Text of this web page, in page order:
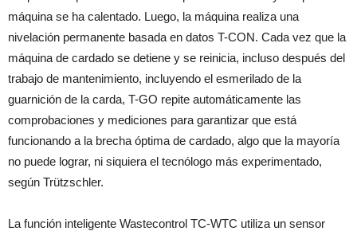
máquina se ha calentado. Luego, la máquina realiza una
nivelación permanente basada en datos T-CON. Cada vez que la
máquina de cardado se detiene y se reinicia, incluso después del
trabajo de mantenimiento, incluyendo el esmerilado de la
guarnición de la carda, T-GO repite automáticamente las
comprobaciones y mediciones para garantizar que está
funcionando a la brecha óptima de cardado, algo que la mayoría
no puede lograr, ni siquiera el tecnólogo más experimentado,
según Trützschler.
La función inteligente Wastecontrol TC-WTC utiliza un sensor